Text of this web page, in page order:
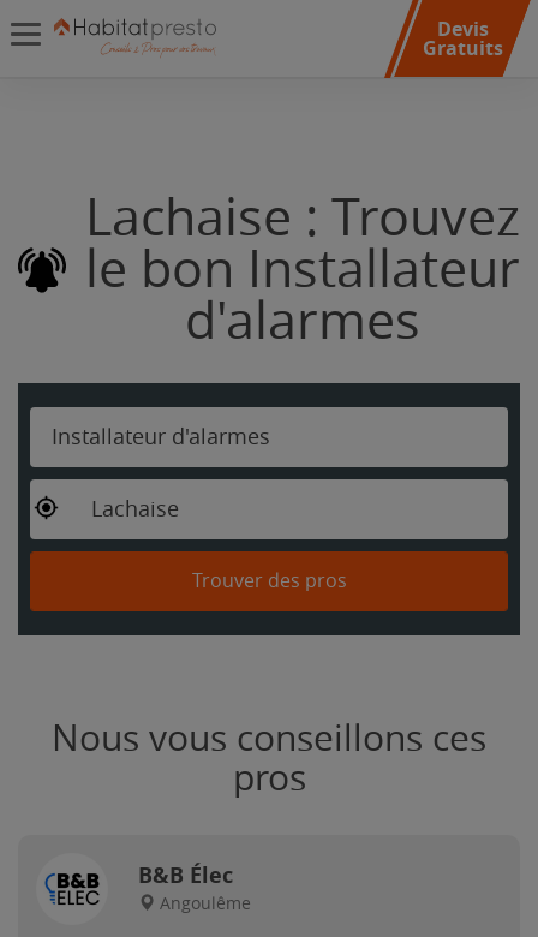
Devis
Gratuits
Lachaise : Trouvez
le bon Installateur
d'alarmes
Installateur d'alarmes
Lachaise
Trouver des pros
Nous vous conseillons ces
pros
B&B Élec
Angoulême